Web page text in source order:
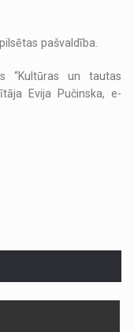
pašvaldība.
“Kultūras un tautas
Evija Pučinska, e-